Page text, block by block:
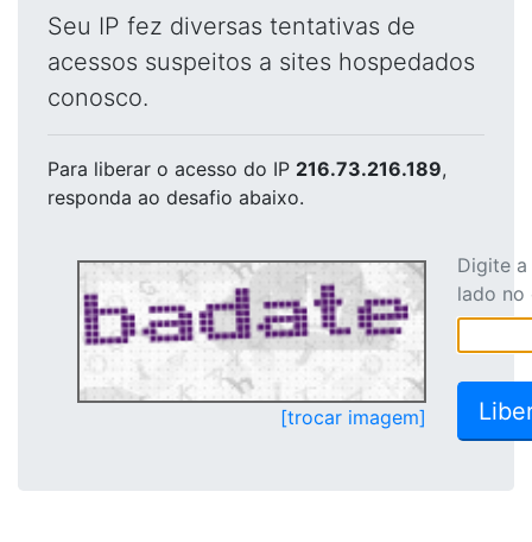
Seu IP fez diversas tentativas de
acessos suspeitos a sites hospedados
conosco.
Para liberar o acesso do IP 216.73.216.189,
responda ao desafio abaixo.
[trocar imagem]
Digite
lado no